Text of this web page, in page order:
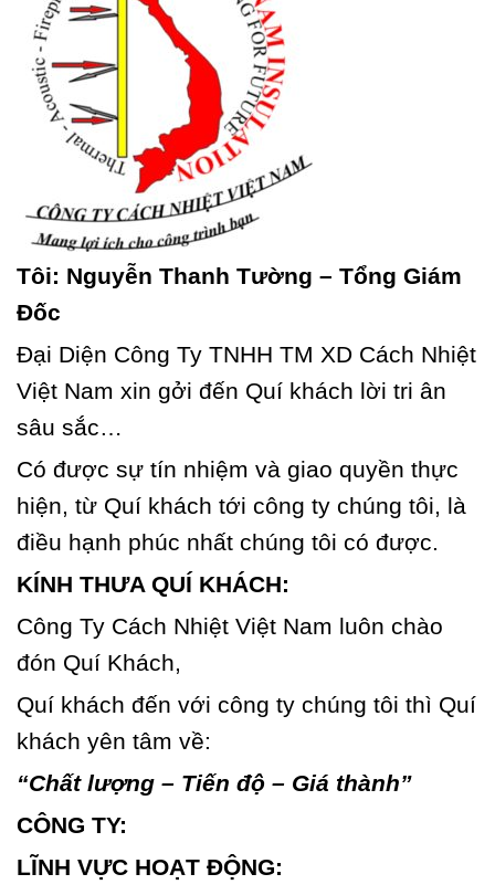
Tôi: Nguyễn Thanh Tường – Tổng Giám
Đốc
Đại Diện Công Ty TNHH TM XD Cách Nhiệt
Việt Nam xin gởi đến Quí khách lời tri ân
sâu sắc…
Có được sự tín nhiệm và giao quyền thực
hiện, từ Quí khách tới công ty chúng tôi, là
điều hạnh phúc nhất chúng tôi có được.
KÍNH THƯA QUÍ KHÁCH:
Công Ty Cách Nhiệt Việt Nam luôn chào
đón Quí Khách,
Quí khách đến với công ty chúng tôi thì Quí
khách yên tâm về:
“Chất lượng – Tiến độ – Giá thành”
CÔNG TY:
LĨNH VỰC HOẠT ĐỘNG: